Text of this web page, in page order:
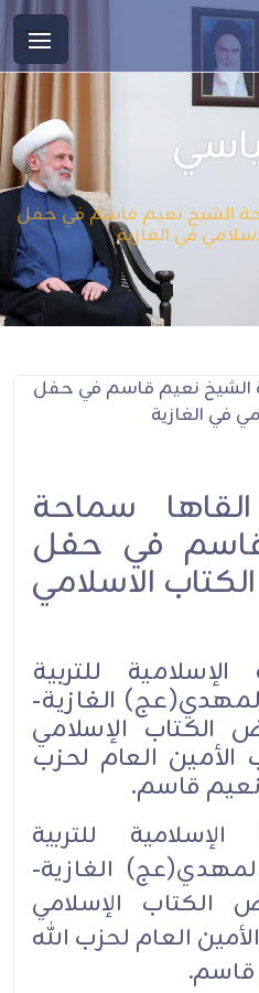
الشيخ نعيم قاسم في حفل
في الغازية
سماحة
في حفل
الاسلامي
للتربية
الغازية-
الإسلامي
الأمين العام لحزب
قاسم.
للتربية
الغازية-
الكتاب الإسلامي
العام لحزب الله
قاسم.